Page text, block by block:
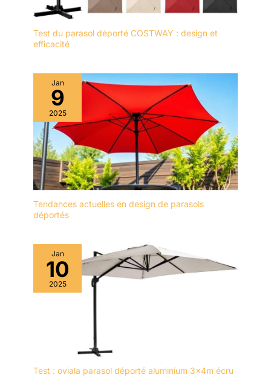
Test du parasol déporté COSTWAY : design et
efficacité
Jan
9
2025
Tendances actuelles en design de parasols
déportés
Jan
10
2025
Test : oviala parasol déporté aluminium 3x4m écru